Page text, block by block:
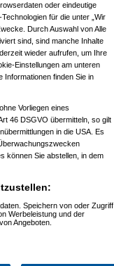
oder eindeutige
für die unter „Wir
Durch Auswahl von Alle
sind, sind manche Inhalte
wieder aufrufen, um Ihre
Einstellungen am unteren
Informationen finden Sie in
Vorliegen eines
46 DSGVO übermitteln, so gilt
in die USA. Es
können Sie abstellen, in dem
Speichern von oder Zugriff
Werbeleistung und der
Angeboten.